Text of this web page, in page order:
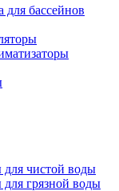
для бассейнов
чистой воды
грязной воды